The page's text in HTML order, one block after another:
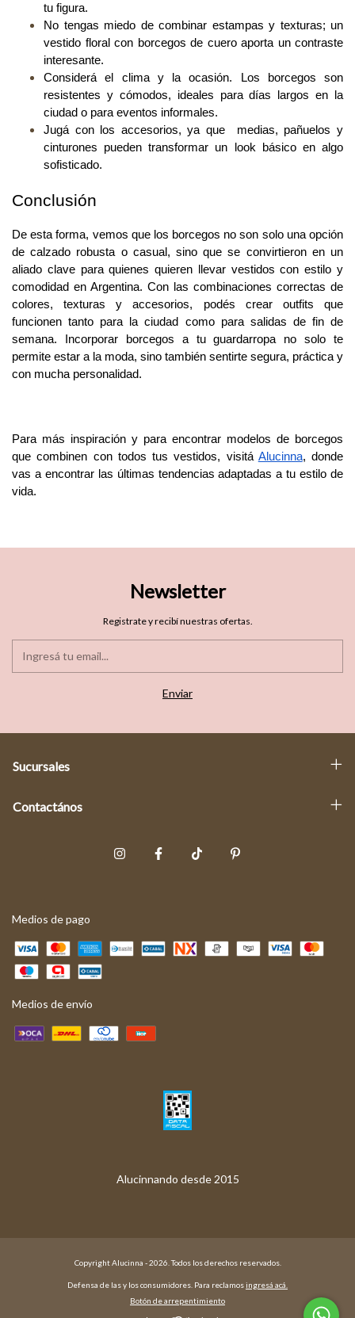
tu figura.
No tengas miedo de combinar estampas y texturas; un
vestido floral con borcegos de cuero aporta un contraste
interesante.
Considerá el clima y la ocasión. Los borcegos son
resistentes y cómodos, ideales para días largos en la
ciudad o para eventos informales.
Jugá con los accesorios, ya que  medias, pañuelos y
cinturones pueden transformar un look básico en algo
sofisticado.
Conclusión
De esta forma, vemos que los borcegos no son solo una opción
de calzado robusta o casual, sino que se convirtieron en un
aliado clave para quienes quieren llevar vestidos con estilo y
comodidad en Argentina. Con las combinaciones correctas de
colores, texturas y accesorios, podés crear outfits que
funcionen tanto para la ciudad como para salidas de fin de
semana. Incorporar borcegos a tu guardarropa no solo te
permite estar a la moda, sino también sentirte segura, práctica y
con mucha personalidad.
Para más inspiración y para encontrar modelos de borcegos
que combinen con todos tus vestidos, visitá Alucinna, donde
vas a encontrar las últimas tendencias adaptadas a tu estilo de
vida.
Newsletter
Registrate y recibí nuestras ofertas.
Sucursales
Contactános
Medios de pago
Medios de envío
Copyright Alucinna - 2026. Todos los derechos reservados.
Defensa de las y los consumidores. Para reclamosingresá acá.
Botón de arrepentimiento